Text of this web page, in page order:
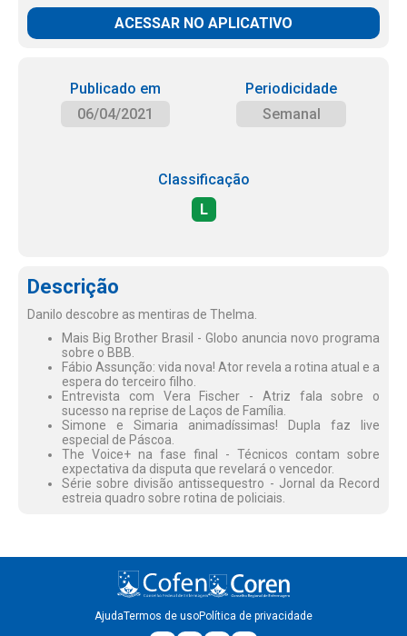
ACESSAR NO APLICATIVO
Publicado em
06/04/2021
Periodicidade
Semanal
Classificação
L
Descrição
Danilo descobre as mentiras de Thelma.
Mais Big Brother Brasil - Globo anuncia novo programa
sobre o BBB.
Fábio Assunção: vida nova! Ator revela a rotina atual e a
espera do terceiro filho.
Entrevista com Vera Fischer - Atriz fala sobre o
sucesso na reprise de Laços de Família.
Simone e Simaria animadíssimas! Dupla faz live
especial de Páscoa.
The Voice+ na fase final - Técnicos contam sobre
expectativa da disputa que revelará o vencedor.
Série sobre divisão antissequestro - Jornal da Record
estreia quadro sobre rotina de policiais.
AjudaTermos de usoPolítica de privacidade